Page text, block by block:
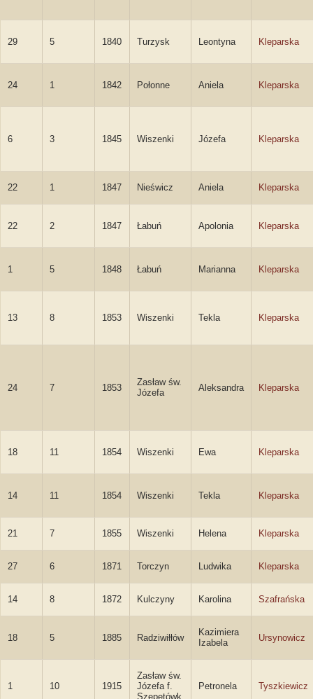
29 5 1840 Turzysk Leontyna Kleparska
24 1 1842 Połonne Aniela Kleparska
6 3 1845 Wiszenki Józefa Kleparska
22 1 1847 Nieświcz Aniela Kleparska
22 2 1847 Łabuń Apolonia Kleparska
1 5 1848 Łabuń Marianna Kleparska
13 8 1853 Wiszenki Tekla Kleparska
24 7 1853
Zasław św.
Józefa
Aleksandra Kleparska
18 11 1854 Wiszenki Ewa Kleparska
14 11 1854 Wiszenki Tekla Kleparska
21 7 1855 Wiszenki Helena Kleparska
27 6 1871 Torczyn Ludwika Kleparska
14 8 1872 Kulczyny Karolina Szafrańska
18 5 1885 Radziwiłłów
Kazimiera
Izabela
Ursynowicz
1 10 1915
Zasław św.
Józefa f.
Szepetówk
Petronela Tyszkiewicz